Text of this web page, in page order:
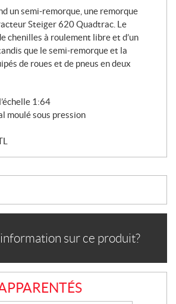
un semi-remorque, une remorque
Steiger 620 Quadtrac. Le
chenilles à roulement libre et d’un
que le semi-remorque et la
de roues et de pneus en deux
1:64
moulé sous pression
sur ce produit?